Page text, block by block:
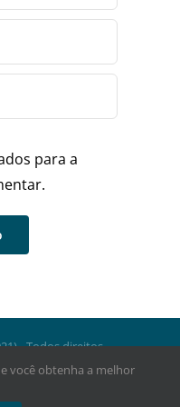
para a
- Todos direitos
você obtenha a melhor